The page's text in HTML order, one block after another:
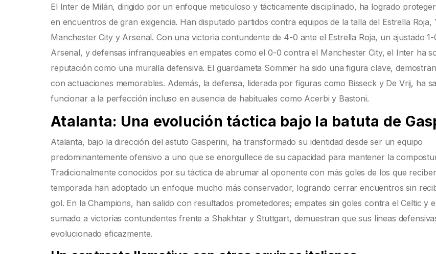
El Inter de Milán, dirigido por un enfoque meticuloso y tácticamente disciplinado, ha logrado
en encuentros de gran exigencia. Han disputado partidos contra equipos de la talla del Estrella Roja,
Manchester City y Arsenal. Con una victoria contundente de 4-0 ante el Estrella Roja, un ajustado
Arsenal, y defensas infranqueables en empates como el 0-0 contra el Manchester City, el Inter ha
reputación como una muralla defensiva. El guardameta Sommer ha sido una figura clave,
con actuaciones memorables. Además, la defensa, liderada por figuras como Bisseck y De Vrij, ha
funcionar a la perfección incluso en ausencia de habituales como Acerbi y Bastoni.
Atalanta: Una evolución táctica bajo la batuta de
Atalanta, bajo la dirección del astuto Gasperini, ha transformado su identidad desde ser un equipo
predominantemente ofensivo a uno que se enorgullece de su capacidad para mantener la
Tradicionalmente conocidos por su táctica de abrumar al oponente con más goles de los que
temporada han adoptado un enfoque mucho más conservador, logrando cerrar encuentros sin
gol. En la Champions, han salido con resultados prometedores; empates sin goles contra el Celtic y
sumado a victorias contundentes frente a Shakhtar y Stuttgart, demuestran que sus líneas
evolucionado eficazmente.